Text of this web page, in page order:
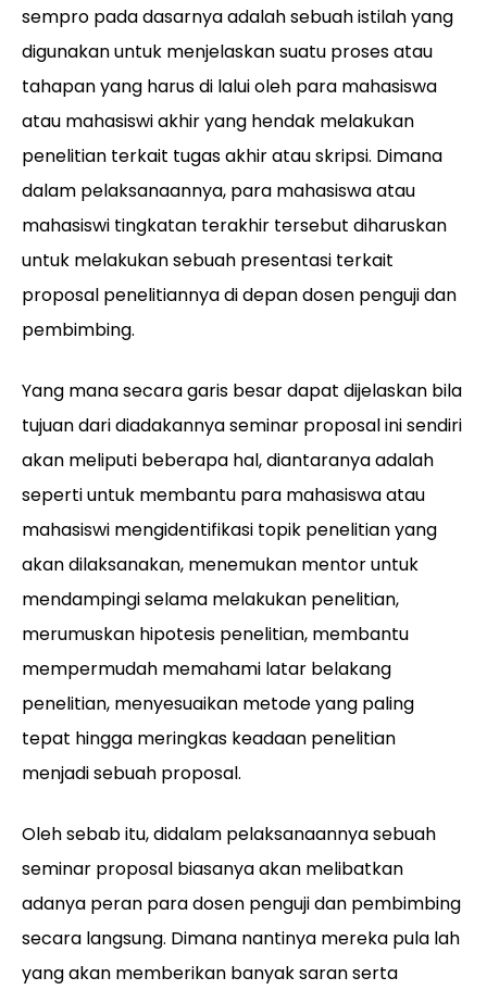
sempro pada dasarnya adalah sebuah istilah yang
digunakan untuk menjelaskan suatu proses atau
tahapan yang harus di lalui oleh para mahasiswa
atau mahasiswi akhir yang hendak melakukan
penelitian terkait tugas akhir atau skripsi. Dimana
dalam pelaksanaannya, para mahasiswa atau
mahasiswi tingkatan terakhir tersebut diharuskan
untuk melakukan sebuah presentasi terkait
proposal penelitiannya di depan dosen penguji dan
pembimbing.
Yang mana secara garis besar dapat dijelaskan bila
tujuan dari diadakannya seminar proposal ini sendiri
akan meliputi beberapa hal, diantaranya adalah
seperti untuk membantu para mahasiswa atau
mahasiswi mengidentifikasi topik penelitian yang
akan dilaksanakan, menemukan mentor untuk
mendampingi selama melakukan penelitian,
merumuskan hipotesis penelitian, membantu
mempermudah memahami latar belakang
penelitian, menyesuaikan metode yang paling
tepat hingga meringkas keadaan penelitian
menjadi sebuah proposal.
Oleh sebab itu, didalam pelaksanaannya sebuah
seminar proposal biasanya akan melibatkan
adanya peran para dosen penguji dan pembimbing
secara langsung. Dimana nantinya mereka pula lah
yang akan memberikan banyak saran serta